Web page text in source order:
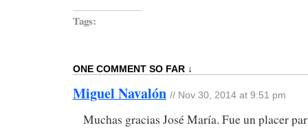
Tags:
ONE COMMENT SO FAR ↓
Miguel Navalón // Nov 30, 2014 at 9:51 pm
Muchas gracias José María. Fue un placer